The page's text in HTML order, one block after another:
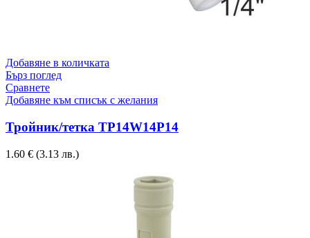
Добавяне в количката
Бърз поглед
Сравнете
Добавяне към списък с желания
Тройник/тетка TP14W14P14
1.60 € (3.13 лв.)